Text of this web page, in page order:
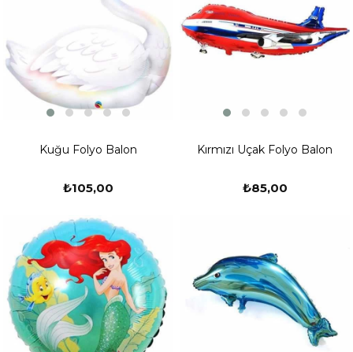
Kuğu Folyo Balon
₺105,00
Kırmızı Uçak Folyo Balon
₺85,00